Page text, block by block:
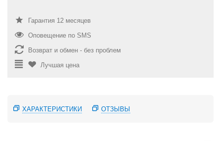
Гарантия 12 месяцев
Оповещение по SMS
Возврат и обмен - без проблем
Лучшая цена
ХАРАКТЕРИСТИКИ ОТЗЫВЫ